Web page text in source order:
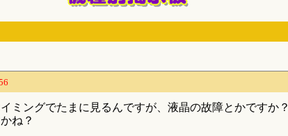
ミングでたまに見るんですが、液晶の故障とかですか？
ね？